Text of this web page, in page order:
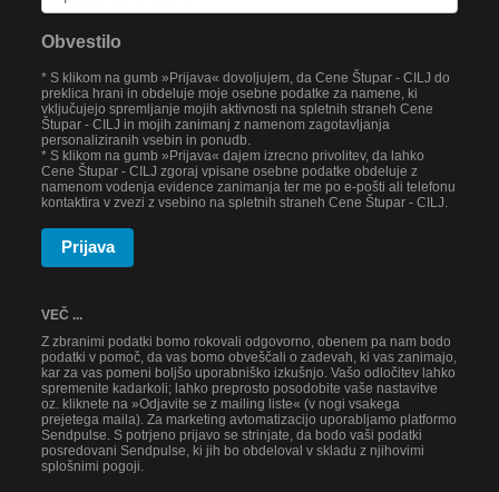
Obvestilo
* S klikom na gumb »Prijava« dovoljujem, da Cene Štupar - CILJ do
preklica hrani in obdeluje moje osebne podatke za namene, ki
vključujejo spremljanje mojih aktivnosti na spletnih straneh Cene
Štupar - CILJ in mojih zanimanj z namenom zagotavljanja
personaliziranih vsebin in ponudb.
* S klikom na gumb »Prijava« dajem izrecno privolitev, da lahko
Cene Štupar - CILJ zgoraj vpisane osebne podatke obdeluje z
namenom vodenja evidence zanimanja ter me po e-pošti ali telefonu
kontaktira v zvezi z vsebino na spletnih straneh Cene Štupar - CILJ.
Prijava
VEČ ...
Z zbranimi podatki bomo rokovali odgovorno, obenem pa nam bodo
podatki v pomoč, da vas bomo obveščali o zadevah, ki vas zanimajo,
kar za vas pomeni boljšo uporabniško izkušnjo. Vašo odločitev lahko
spremenite kadarkoli; lahko preprosto posodobite vaše nastavitve
oz. kliknete na »Odjavite se z mailing liste« (v nogi vsakega
prejetega maila). Za marketing avtomatizacijo uporabljamo platformo
Sendpulse. S potrjeno prijavo se strinjate, da bodo vaši podatki
posredovani Sendpulse, ki jih bo obdeloval v skladu z njihovimi
splošnimi pogoji.